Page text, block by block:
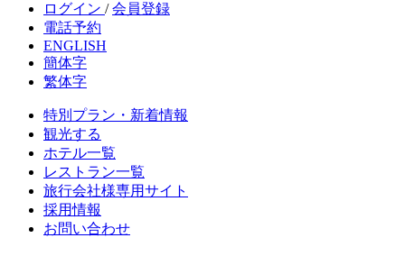
ログイン /会員登録
電話予約
ENGLISH
簡体字
繁体字
特別プラン・新着情報
観光する
ホテル一覧
レストラン一覧
旅行会社様専用サイト
採用情報
お問い合わせ